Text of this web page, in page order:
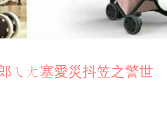
ㄟㄤ塞愛災抖笠之警世